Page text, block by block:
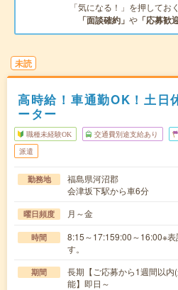
「気になる！」を押してお
「面談確約」 や 「応募歓
未読
高時給！車通勤OK！土日
ーター
職種未経験OK 交通費別途支給あり
派遣
勤務地
福島県河沼郡
会津坂下駅から車6分
曜日頻度 月～金
時間
8:15～17:159:00～16:00※
す。
期間
長期【ご応募から1週間以
能】即日～